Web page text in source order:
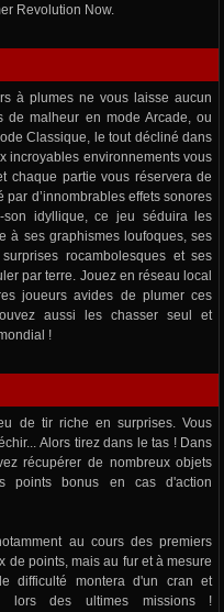
Revolution Now.
à plumes ne vous laisse aucun
de malheur en mode Arcade, ou
Classique, le tout décliné dans
incroyables environnements vous
chaque partie vous réservera de
d’innombrables effets sonores
idyllique, ce jeu séduira les
à ses graphismes loufoques, ses
rocambolesques et ses
par terre. Jouez en réseau local
joueurs avides de plumer ces
aussi les chasser seul et
!
de tir riche en surprises. Vous
Alors tirez dans le tas ! Dans
récupérer de nombreux objets
points bonus en cas d'action
au cours des premiers
de points, mais au fur et à mesure
difficulté montera d'un cran et
lors des ultimes missions !